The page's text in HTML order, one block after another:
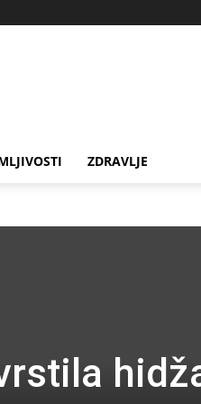
ZDRAVLJE